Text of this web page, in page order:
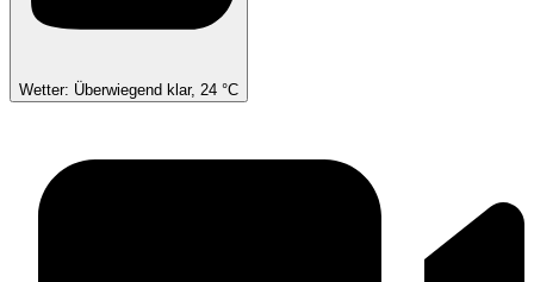
Wetter: Überwiegend klar, 24 °C